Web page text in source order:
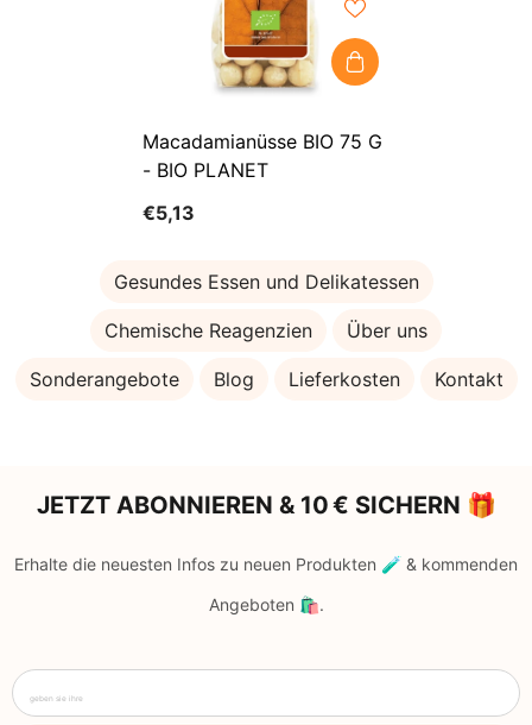
Macadamianüsse BIO 75 G
- BIO PLANET
€5,13
Gesundes Essen und Delikatessen
Chemische Reagenzien Über uns
Sonderangebote Blog Lieferkosten Kontakt
JETZT ABONNIEREN & 10 € SICHERN 🎁
Erhalte die neuesten Infos zu neuen Produkten 🧪 & kommenden
Angeboten 🛍️.
geben sie ihre